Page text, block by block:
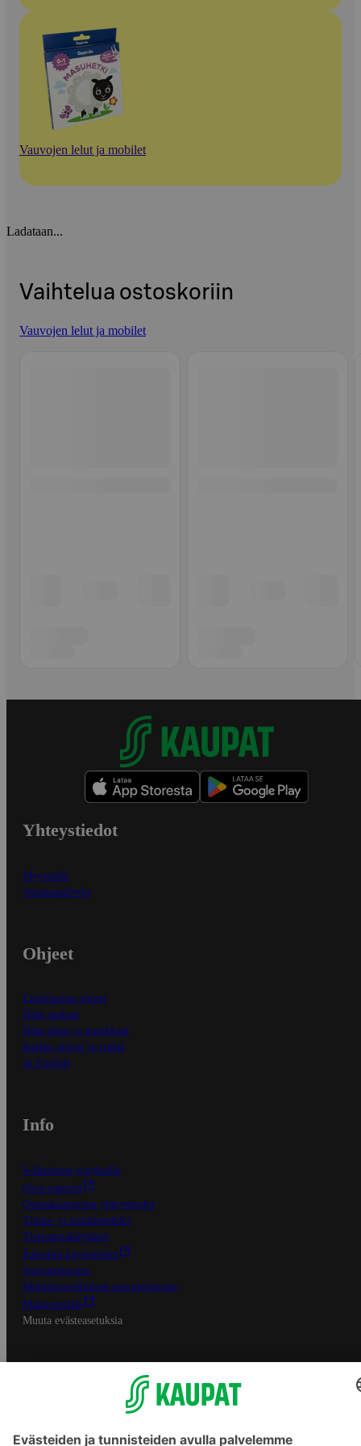
Vauvojen lelut ja mobilet
Ladataan...
Vaihtelua ostoskoriin
Vauvojen lelut ja mobilet
Yhteystiedot
Myymälät
Asiakaspalvelu
Ohjeet
Ensitilaajan ohjeet
Näin maksat
Näin tilaat ja muokkaat
Kaikki ohjeet ja vinkit
In English
Info
S-Business yrityksille
Oiva-raportit
Osuuskauppojen yhteystiedot
Tilaus- ja toimitusehdot
Tietosuojakäytäntö
Palvelun käyttöehdot
Saavutettavuus
Mobiilisovelluksen saavutettavuus
Mainostajalle
Muuta evästeasetuksia
S-ryhmän palvelut